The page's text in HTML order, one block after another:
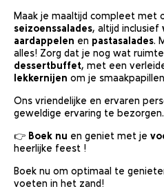
Maak je maaltijd compleet met
seizoenssalades, altijd inclusief
aardappelen en pastasalades.
alles! Zorg dat je nog wat
dessertbuffet, met een
lekkernijen om je
Ons vriendelijke en ervaren
geweldige ervaring te bezorgen.
👉 Boek nu en geniet met je
heerlijke feest !
Boek nu om optimaal te
voeten in het zand!